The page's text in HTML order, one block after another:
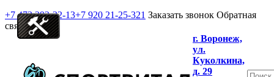
+7 473 292-32-13+7 920 21-25-321 Заказать звонок Обратная
связь
г. Воронеж,
ул.
Куколкина,
д. 29